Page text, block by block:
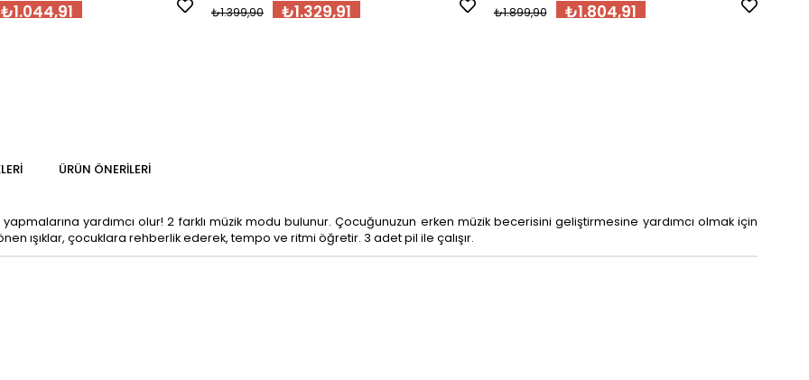
₺1.044,91 ₺1.329,91
₺1.399,90 ₺1.804,91
₺1.899,90
ÜRÜN ÖNERILERI
yapmalarına yardımcı olur! 2 farklı müzik modu bulunur. Çocuğunuzun erken müzik becerisini geliştirmesine yardımcı olmak için
ışıklar, çocuklara rehberlik ederek, tempo ve ritmi öğretir. 3 adet pil ile çalışır.